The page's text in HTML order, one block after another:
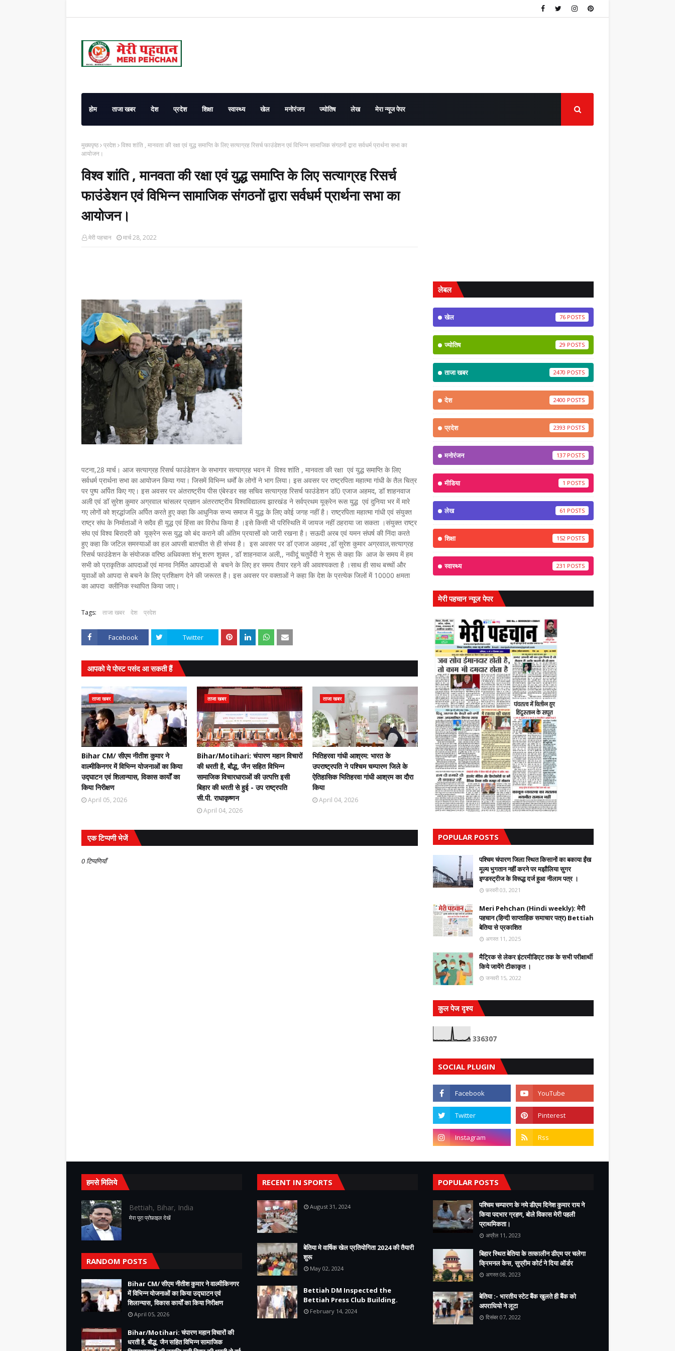
होम ताजा खबर देश प्रदेश शिक्षा स्वास्थ्य खेल मनोरंजन ज्योतिष लेख मेरा न्यूज पेपर
मुख्यपृष्ठ प्रदेश विश्व शांति , मानवता की रक्षा एवं युद्ध समाप्ति के लिए सत्याग्रह रिसर्च फाउंडेशन एवं विभिन्न सामाजिक संगठनों द्वारा सर्वधर्म प्रार्थना सभा का
आयोजन।
विश्व शांति , मानवता की रक्षा एवं युद्ध समाप्ति के लिए सत्याग्रह रिसर्च
फाउंडेशन एवं विभिन्न सामाजिक संगठनों द्वारा सर्वधर्म प्रार्थना सभा का
आयोजन।
मेरी पहचान मार्च 28, 2022
पटना,28 मार्च। आज सत्याग्रह रिसर्च फाउंडेशन के सभागार सत्याग्रह भवन में विश्व शांति , मानवता की रक्षा एवं युद्ध समाप्ति के लिए
सर्वधर्म प्रार्थना सभा का आयोजन किया गया। जिसमें विभिन्न धर्मों के लोगों ने भाग लिया। इस अवसर पर राष्ट्रपिता महात्मा गांधी के तैल चित्र
पर पुष्प अर्पित किए गए। इस अवसर पर अंतराष्ट्रीय पीस एंबेस्डर सह सचिव सत्याग्रह रिसर्च फाउंडेशन डॉ0 एजाज अहमद, डॉ शाहनवाज
अली एवं डॉ सुरेश कुमार अग्रवाल चांसलर प्रज्ञान अंतरराष्ट्रीय विश्वविद्यालय झारखंड ने सर्वप्रथम यूक्रेन रूस युद्ध एवं दुनिया भर में मारे
गए लोगों को श्रद्धांजलि अर्पित करते हुए कहा कि आधुनिक सभ्य समाज में युद्ध के लिए कोई जगह नहीं है। राष्ट्रपिता महात्मा गांधी एवं संयुक्त
राष्ट्र संघ के निर्माताओं ने सदैव ही युद्ध एवं हिंसा का विरोध किया है ।इसे किसी भी परिस्थिति में जायज नहीं ठहराया जा सकता ।संयुक्त राष्ट्र
संघ एवं विश्व बिरादरी को यूक्रेन रूस युद्ध को बंद कराने की अंतिम प्रयासों को जारी रखना है। सऊदी अरब एवं यमन संघर्ष की निंदा करते
हुए कहा कि जटिल समस्याओं का हल आपसी बातचीत से ही संभव है। इस अवसर पर डॉ एजाज अहमद ,डॉ सुरेश कुमार अग्रवाल,सत्याग्रह
रिसर्च फाउंडेशन के संयोजक वरिष्ठ अधिवक्ता शंभू शरण शुक्ल , डॉ शाहनवाज अली,, नवीदूं चतुर्वेदी ने शुरू से कहा कि आज के समय में हम
सभी को प्राकृतिक आपदाओं एवं मानव निर्मित आपदाओं से बचने के लिए हर समय तैयार रहने की आवश्यकता है ।साथ ही साथ बच्चों और
युवाओं को आपदा से बचने के लिए प्रशिक्षण देने की जरूरत है। इस अवसर पर वक्ताओं ने कहा कि देश के प्रत्येक जिलों में 10000 क्षमता
का आपदा क्लीनिक स्थापित किया जाए।
Tags: ताजा खबर देश प्रदेश
Facebook Twitter
आपको ये पोस्ट पसंद आ सकती हैं
ताजा खबर
Bihar CM/ सीएम नीतीश कुमार ने
वाल्मीकिनगर में विभिन्न योजनाओं का किया
उद्घाटन एवं शिलान्यास, विकास कार्यों का
किया निरीक्षण
April 05, 2026
ताजा खबर
Bihar/Motihari: चंपारण महान विचारों
की धरती है, बौद्ध, जैन सहित विभिन्न
सामाजिक विचारधाराओं की उत्पत्ति इसी
बिहार की धरती से हुई - उप राष्ट्रपति
सी.पी. राधाकृष्णन
April 04, 2026
ताजा खबर
भितिहरवा गांधी आश्रम: भारत के
उपराष्ट्रपति ने पश्चिम चम्पारण जिले के
ऐतिहासिक भितिहरवा गांधी आश्रम का दौरा
किया
April 04, 2026
एक टिप्पणी भेजें
0 टिप्पणियाँ
लेबल
खेल 76
ज्योतिष 29
ताजा खबर 2470
देश 2400
प्रदेश 2393
मनोरंजन 137
मीडिया 1
लेख 61
शिक्षा 152
स्वास्थ्य 231
मेरी पहचान न्यूज पेपर
POPULAR POSTS
पश्चिम चंपारण जिला स्थित किसानों का बकाया ईंख
मूल्य भुगतान नहीं करने पर मझौलिया सुगर
इण्डस्ट्रीज के विरूद्ध दर्ज हुआ नीलाम पत्र ।
फ़रवरी 03, 2021
Meri Pehchan (Hindi weekly): मेरी
पहचान (हिन्दी साप्ताहिक समाचार पत्र) Bettiah
बेतिया से प्रकाशित
अगस्त 11, 2025
मैट्रिक से लेकर इंटरमीडिएट तक के सभी परीक्षार्थी
किये जायेंगे टीकाकृत ।
जनवरी 15, 2022
कुल पेज दृश्य
336307
SOCIAL PLUGIN
हमसे मिलिये
Bettiah, Bihar, India
मेरा पूरा प्रोफ़ाइल देखें
RANDOM POSTS
Bihar CM/ सीएम नीतीश कुमार ने वाल्मीकिनगर
में विभिन्न योजनाओं का किया उद्घाटन एवं
शिलान्यास, विकास कार्यों का किया निरीक्षण
April 05, 2026
Bihar/Motihari: चंपारण महान विचारों की
धरती है, बौद्ध, जैन सहित विभिन्न सामाजिक
RECENT IN SPORTS
August 31, 2024
बेतिया मे वार्षिक खेल प्रतियोगिता 2024 की तैयारी
शुरू
May 02, 2024
Bettiah DM Inspected the
Bettiah Press Club Building.
February 14, 2024
POPULAR POSTS
पश्चिम चम्पारण के नये डीएम दिनेश कुमार राय ने
किया पदभार ग्रहण, बोले विकास मेरी पहली
प्राथमिकता।
अप्रैल 11, 2023
बिहार स्थित बेतिया के तत्कालीन डीएम पर चलेगा
क्रिमनल केस, सुप्रीम कोर्ट ने दिया ऑर्डर
अगस्त 08, 2023
बेतिया :- भारतीय स्टेट बैंक खुलते ही बैंक को
अपराधियो ने लूटा
दिसंबर 07, 2022